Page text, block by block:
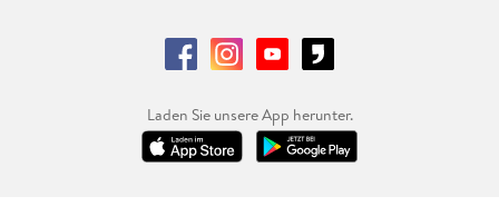
Laden Sie unsere App herunter.